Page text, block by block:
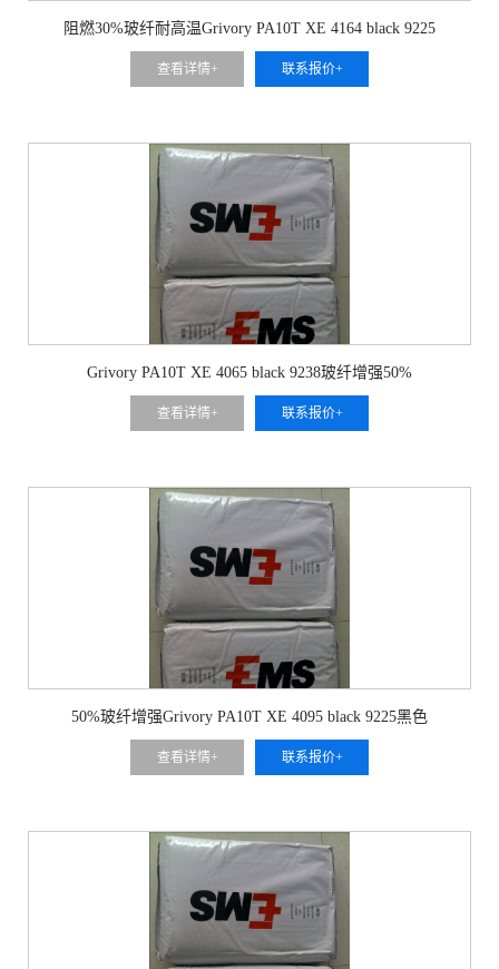
阻燃30%玻纤耐高温Grivory PA10T XE 4164 black 9225
查看详情+ 联系报价+
Grivory PA10T XE 4065 black 9238玻纤增强50%
查看详情+ 联系报价+
50%玻纤增强Grivory PA10T XE 4095 black 9225黑色
查看详情+ 联系报价+